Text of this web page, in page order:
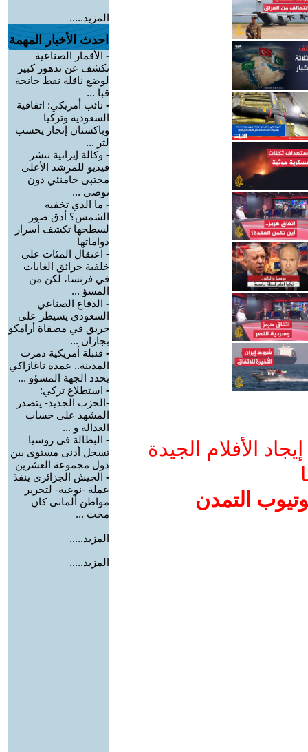
الأفلام الجيدة
التمدن
المزيد.....
احدث الأخبار المهمة
- الأقمار الصناعية
تكشف عن تدهور كبير
لوضع ناقلة نفط جانحة
قبا ...
- نائب أمريكي: اتفاقية
السعودية وتركيا
وباكستان إنجاز يحسب
لتر ...
- وكالة إيرانية تنشر
فيديو للمرشد الأعلى
مجتبى خامنئي دون
توضي ...
- ما الذي تخفيه
الشمس؟ أدق صور
لسطحها تكشف أسرار
دواماتها
- اعتقال المئات على
خلفية حرائق الغابات
في فرنسا، لكن من
المسؤ ...
- الدفاع الصناعي
السعودي يسيطر على
حريق في مصفاة أرامكو
بجازان ...
- قنبلة أمريكية دمرت
المدينة.. عمدة ناغازاكي
يحدد الجهة المسؤو ...
- استطلاع تركي:
-الحزب الجديد- يتصدر
المشهد على حساب
العدالة و ...
- البطالة في روسيا
تسجل أدنى مستوى بين
دول مجموعة العشرين
- الجيش الجزائري ينفذ
عملة -نوعية- لتحرير
مواطن ألماني كان
مخت ...
المزيد.....
المزيد.....